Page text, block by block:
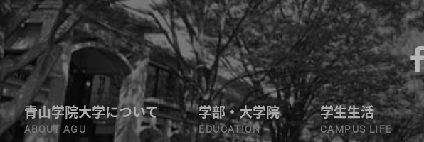
青山学院大学について
ABOUT AGU
学部・大学院
EDUCATION
学生生活
CAMPUS LIFE